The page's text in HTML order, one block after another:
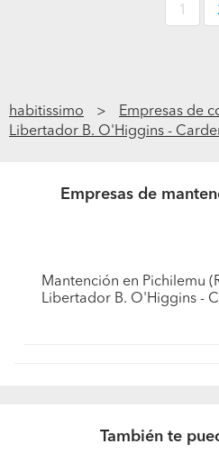
1
habitissimo Empresas de
Libertador B. O'Higgins -
Empresas de
Mantención en Pichilemu
Libertador B. O'Higgins -
También te